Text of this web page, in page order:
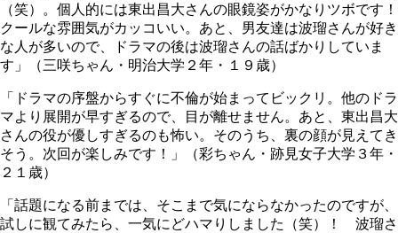
（笑）。個人的には東出昌大さんの眼鏡姿がかなりツボです！
クールな雰囲気がカッコいい。あと、男友達は波瑠さんが好き
な人が多いので、ドラマの後は波瑠さんの話ばかりしていま
す」（三咲ちゃん・明治大学２年・１９歳）
「ドラマの序盤からすぐに不倫が始まってビックリ。他のドラ
マより展開が早すぎるので、目が離せません。あと、東出昌大
さんの役が優しすぎるのも怖い。そのうち、裏の顔が見えてき
そう。次回が楽しみです！」（彩ちゃん・跡見女子大学３年・
２１歳）
「話題になる前までは、そこまで気にならなかったのですが、
試しに観てみたら、一気にどハマりしました（笑）！ 波瑠さ